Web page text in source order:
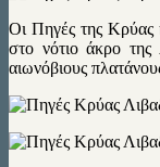
Οι Πηγές της Κρύας
στο νότιο άκρο της
αιωνόβιους